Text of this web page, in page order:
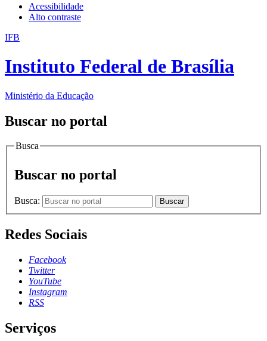
Acessibilidade
Alto contraste
IFB
Instituto Federal de Brasília
Ministério da Educação
Buscar no portal
Busca
Buscar no portal
Busca: Buscar
Redes Sociais
Facebook
Twitter
YouTube
Instagram
RSS
Serviços